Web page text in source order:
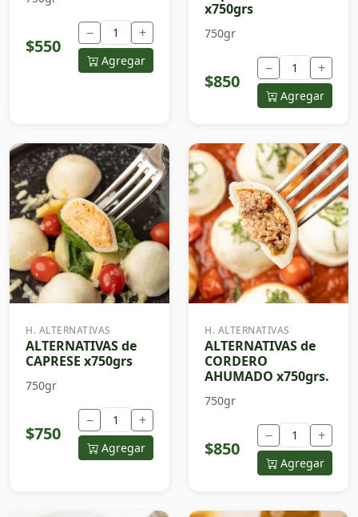
$550
− +
Agregar
x750grs
750gr
$850
− +
Agregar
H. ALTERNATIVAS
ALTERNATIVAS de
CAPRESE x750grs
750gr
$750
− +
Agregar
H. ALTERNATIVAS
ALTERNATIVAS de
CORDERO
AHUMADO x750grs.
750gr
$850
− +
Agregar